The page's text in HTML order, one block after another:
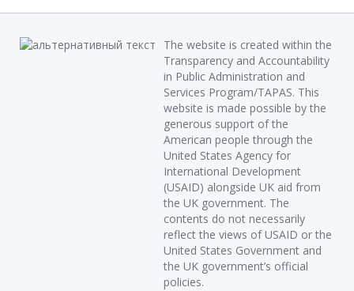
The website is created within the
Transparency and Accountability
in Public Administration and
Services Program/TAPAS. This
website is made possible by the
generous support of the
American people through the
United States Agency for
International Development
(USAID) alongside UK aid from
the UK government. The
contents do not necessarily
reflect the views of USAID or the
United States Government and
the UK government’s official
policies.